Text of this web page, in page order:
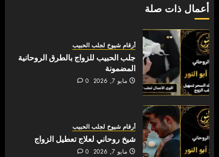
أعمال ذات صلة
أرقام شيوخ لجلب الحبيب
جلب الحبيب للزواج بالطرق الروحانية
المضمونة
مايو 7, 2026 0
أرقام شيوخ لجلب الحبيب
شيخ روحاني لعلاج تعطيل الزواج
مايو 7, 2026 0